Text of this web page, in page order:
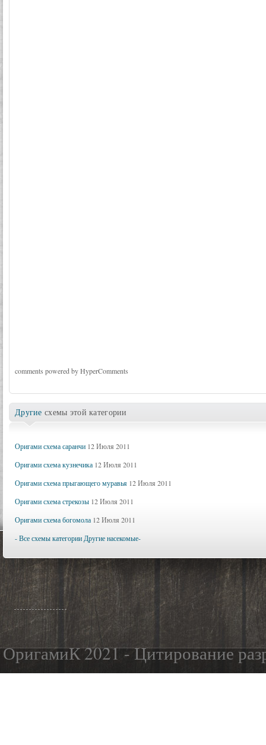
comments powered by HyperComments
Другие схемы этой категории
Оригами схема саранчи 12 Июля 2011
Оригами схема кузнечика 12 Июля 2011
Оригами схема прыгающего муравья 12 Июля 2011
Оригами схема стрекозы 12 Июля 2011
Оригами схема богомола 12 Июля 2011
- Все схемы категории Другие насекомые-
ОригамиК 2021 - Цитирование